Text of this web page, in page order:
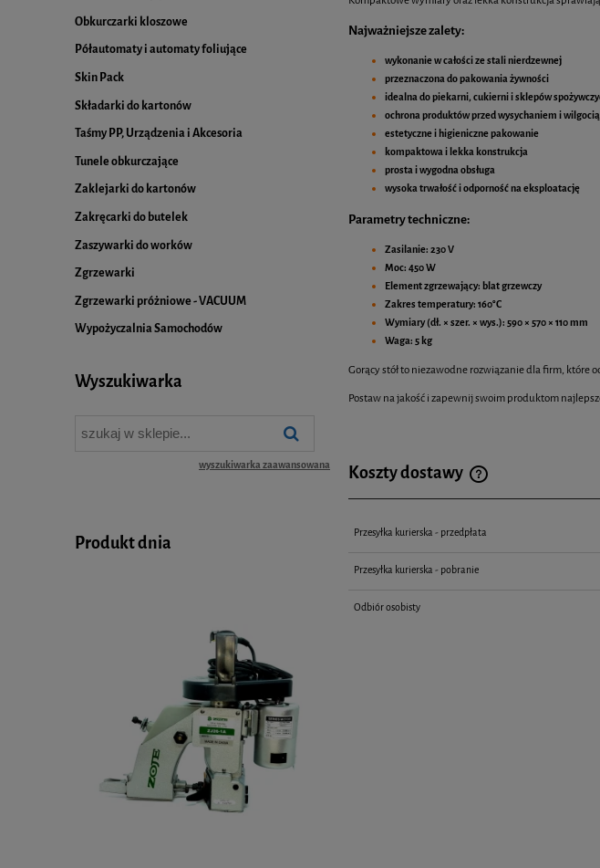
Obkurczarki kloszowe
Półautomaty i automaty foliujące
Skin Pack
Składarki do kartonów
Taśmy PP, Urządzenia i Akcesoria
Tunele obkurczające
Zaklejarki do kartonów
Zakręcarki do butelek
Zaszywarki do worków
Zgrzewarki
Zgrzewarki próżniowe - VACUUM
Wypożyczalnia Samochodów
Wyszukiwarka
wyszukiwarka zaawansowana
Produkt dnia
Najważniejsze zalety:
wykonanie w całości ze stali nierdzewnej
przeznaczona do pakowania żywności
idealna do piekarni, cukierni i sklepów
ochrona produktów przed wysychaniem i wilgocią
estetyczne i higieniczne pakowanie
kompaktowa i lekka konstrukcja
prosta i wygodna obsługa
wysoka trwałość i odporność na eksploatację
Parametry techniczne:
Zasilanie: 230 V
Moc: 450 W
Element zgrzewający: blat grzewczy
Zakres temperatury: 160°C
Wymiary (dł. × szer. × wys.): 590 × 570 × 110 mm
Waga: 5 kg
Gorący stół to niezawodne rozwiązanie dla firm,
Postaw na jakość i zapewnij swoim produktom
Koszty dostawy
Przesyłka kurierska - przedpłata
Przesyłka kurierska - pobranie
Odbiór osobisty